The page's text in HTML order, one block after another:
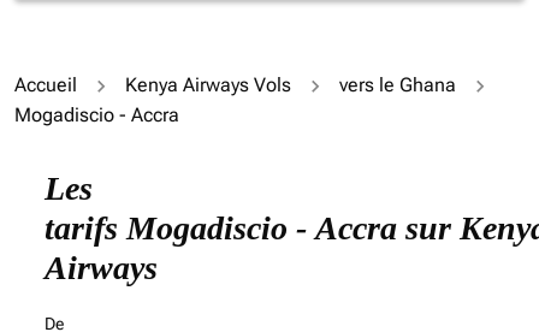
Accueil Kenya Airways Vols
vers le Ghana
Mogadiscio - Accra
Les
tarifs Mogadiscio - Accra sur
Airways
De
Essayez de mettre à jour votre itinéraire (origine et/